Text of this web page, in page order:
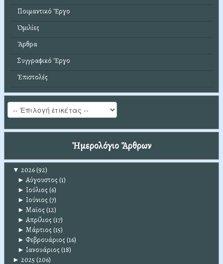
Ποιμαντικό Ἔργο
Ὁμιλίες
Ἄρθρα
Συγγραφικό Ἔργο
Ἐπιστολές
Ἡμερολόγιο Ἄρθρων
▼ 2026(92)
► Αύγουστος (1)
► Ιούλιος (6)
► Ιούνιος (7)
► Μαϊος (12)
► Απρίλιος (17)
► Μάρτιος (15)
► Φεβρουάριος (16)
► Ιανουάριος (18)
► 2025 (206)